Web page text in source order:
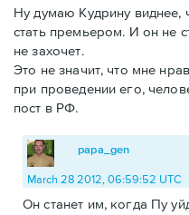
Ну думаю Кудрину виднее,
стать премьером. И он не
не захочет.
Это не значит, что мне
при проведении его,
пост в РФ.
papa_gen
March 28 2012, 06:59:52 UTC
Он станет им, когда Пу